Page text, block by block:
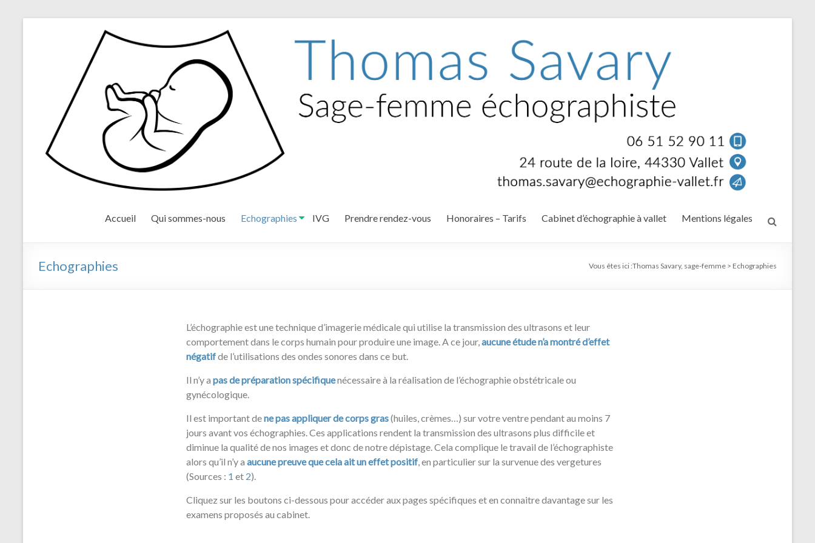
Accueil Qui sommes-nous Echographies IVG Prendre rendez-vous Honoraires – Tarifs Cabinet d’échographie à vallet Mentions légales
Echographies Vous êtes ici :Thomas Savary, sage-femme > Echographies
L’échographie est une technique d’imagerie médicale qui utilise la transmission des ultrasons et leur
comportement dans le corps humain pour produire une image. A ce jour, aucune étude n’a montré d’effet
négatifde l’utilisations des ondes sonores dans ce but.
Il n’y a pas de préparation spécifiquenécessaire à la réalisation de l’échographie obstétricale ou
gynécologique.
Il est important dene pas appliquer de corps gras(huiles, crèmes…) sur votre ventre pendant au moins 7
jours avant vos échographies. Ces applications rendent la transmission des ultrasons plus difficile et
diminue la qualité de nos images et donc de notre dépistage. Cela complique le travail de l’échographiste
alors qu’il n’y a aucune preuve que cela ait un effet positif , en particulier sur la survenue des vergetures
(Sources : 1 et 2).
Cliquez sur les boutons ci-dessous pour accéder aux pages spécifiques et en connaitre davantage sur les
examens proposés au cabinet.